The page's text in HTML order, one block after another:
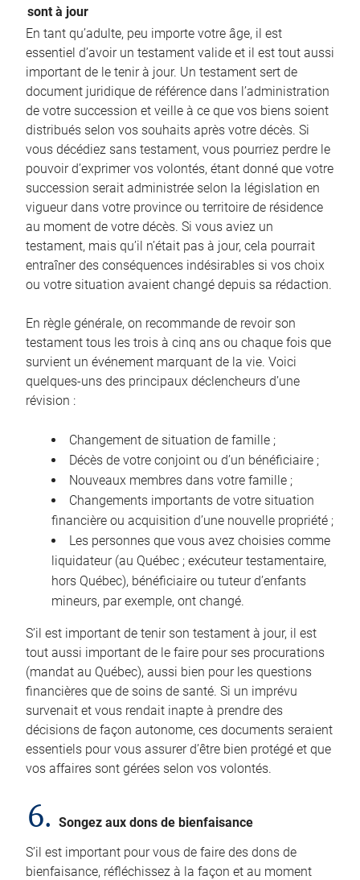
sont à jour
En tant qu’adulte, peu importe votre âge, il est
essentiel d’avoir un testament valide et il est tout aussi
important de le tenir à jour. Un testament sert de
document juridique de référence dans l’administration
de votre succession et veille à ce que vos biens soient
distribués selon vos souhaits après votre décès. Si
vous décédiez sans testament, vous pourriez perdre le
pouvoir d’exprimer vos volontés, étant donné que votre
succession serait administrée selon la législation en
vigueur dans votre province ou territoire de résidence
au moment de votre décès. Si vous aviez un
testament, mais qu’il n’était pas à jour, cela pourrait
entraîner des conséquences indésirables si vos choix
ou votre situation avaient changé depuis sa rédaction.
En règle générale, on recommande de revoir son
testament tous les trois à cinq ans ou chaque fois que
survient un événement marquant de la vie. Voici
quelques-uns des principaux déclencheurs d’une
révision :
Changement de situation de famille ;
Décès de votre conjoint ou d’un bénéficiaire ;
Nouveaux membres dans votre famille ;
Changements importants de votre situation
financière ou acquisition d’une nouvelle propriété ;
Les personnes que vous avez choisies comme
liquidateur (au Québec ; exécuteur testamentaire,
hors Québec), bénéficiaire ou tuteur d’enfants
mineurs, par exemple, ont changé.
S’il est important de tenir son testament à jour, il est
tout aussi important de le faire pour ses procurations
(mandat au Québec), aussi bien pour les questions
financières que de soins de santé. Si un imprévu
survenait et vous rendait inapte à prendre des
décisions de façon autonome, ces documents seraient
essentiels pour vous assurer d’être bien protégé et que
vos affaires sont gérées selon vos volontés.
6. Songez aux dons de bienfaisance
S’il est important pour vous de faire des dons de
bienfaisance, réfléchissez à la façon et au moment